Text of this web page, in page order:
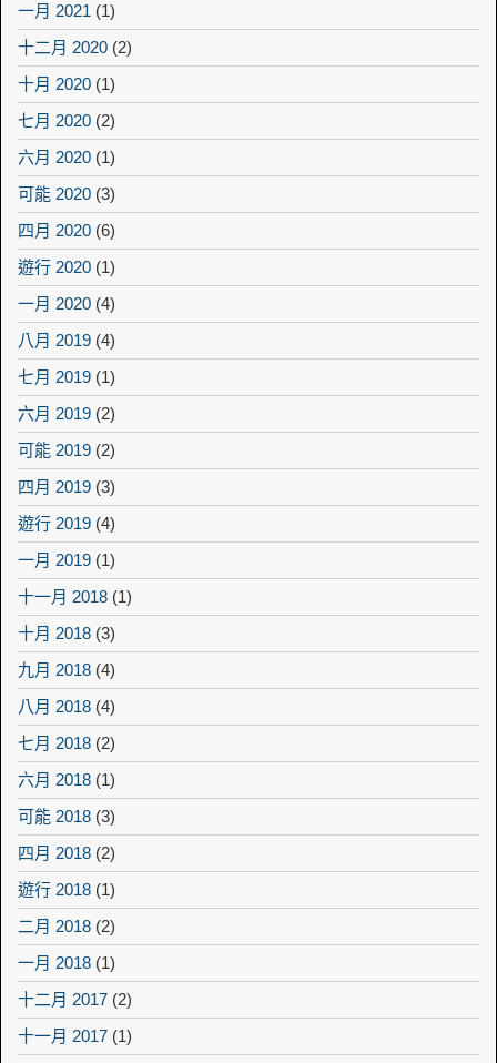
一月 2021 (1)
十二月 2020 (2)
十月 2020 (1)
七月 2020 (2)
六月 2020 (1)
可能 2020 (3)
四月 2020 (6)
遊行 2020 (1)
一月 2020 (4)
八月 2019 (4)
七月 2019 (1)
六月 2019 (2)
可能 2019 (2)
四月 2019 (3)
遊行 2019 (4)
一月 2019 (1)
十一月 2018 (1)
十月 2018 (3)
九月 2018 (4)
八月 2018 (4)
七月 2018 (2)
六月 2018 (1)
可能 2018 (3)
四月 2018 (2)
遊行 2018 (1)
二月 2018 (2)
一月 2018 (1)
十二月 2017 (2)
十一月 2017 (1)